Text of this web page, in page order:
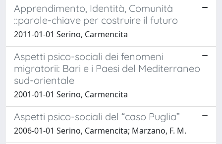
Apprendimento, Identità, Comunità
::parole-chiave per costruire il futuro
2011-01-01 Serino, Carmencita
Aspetti psico-sociali dei fenomeni
migratorii: Bari e i Paesi del Mediterraneo
sud-orientale
2001-01-01 Serino, Carmencita
Aspetti psico-sociali del “caso Puglia”
2006-01-01 Serino, Carmencita; Marzano, F. M.